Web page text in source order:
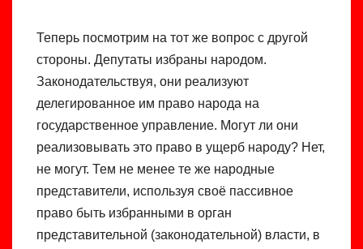
Теперь посмотрим на тот же вопрос с другой
стороны. Депутаты избраны народом.
Законодательствуя, они реализуют
делегированное им право народа на
государственное управление. Могут ли они
реализовывать это право в ущерб народу? Нет,
не могут. Тем не менее те же народные
представители, используя своё пассивное
право быть избранными в орган
представительной (законодательной) власти, в